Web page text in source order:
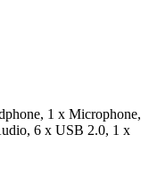
1 х Microphone,
6 x USB 2.0, 1 x